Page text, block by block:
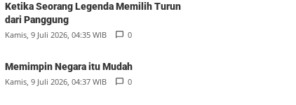
Ketika Seorang Legenda Memilih Turun
dari Panggung
Kamis, 9 Juli 2026, 04:35 WIB 0
Memimpin Negara itu Mudah
Kamis, 9 Juli 2026, 04:37 WIB 0